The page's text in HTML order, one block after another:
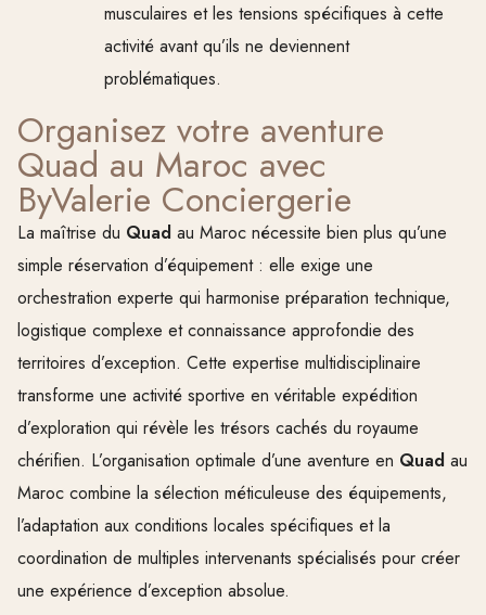
musculaires et les tensions spécifiques à cette
activité avant qu’ils ne deviennent
problématiques.
Organisez votre aventure
Quad au Maroc avec
ByValerie Conciergerie
La maîtrise du Quad au Maroc nécessite bien plus qu’une
simple réservation d’équipement : elle exige une
orchestration experte qui harmonise préparation technique,
logistique complexe et connaissance approfondie des
territoires d’exception. Cette expertise multidisciplinaire
transforme une activité sportive en véritable expédition
d’exploration qui révèle les trésors cachés du royaume
chérifien. L’organisation optimale d’une aventure en Quad au
Maroc combine la sélection méticuleuse des équipements,
l’adaptation aux conditions locales spécifiques et la
coordination de multiples intervenants spécialisés pour créer
une expérience d’exception absolue.